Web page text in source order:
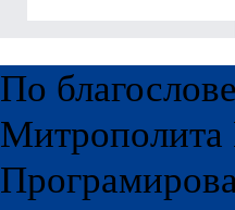
По
Митрополита